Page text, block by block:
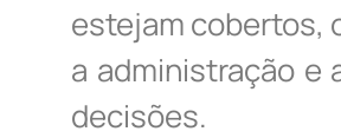
estejam cobertos,
a administração e
decisões.